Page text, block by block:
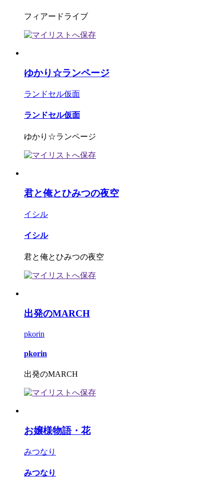
フィアードライブ
ゆかり☆ランページ
ランドセル仮面
ランドセル仮面
ゆかり☆ランページ
君と俺とひみつの夜空
イシル
イシル
君と俺とひみつの夜空
出発のMARCH
pkorin
pkorin
出発のMARCH
お嬢様物語・花
みつなり
みつなり